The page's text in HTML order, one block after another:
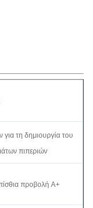
τη δημιουργία του
πιπεριών
προβολή A+